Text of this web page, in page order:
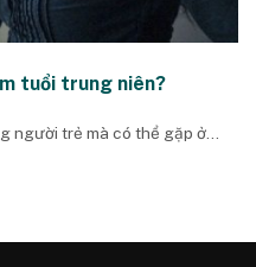
tuổi trung niên?
người trẻ mà có thể gặp ở...